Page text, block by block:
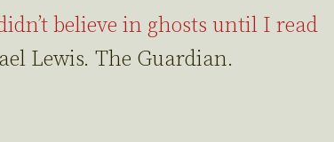
believe in ghosts until I read
Lewis. The Guardian.